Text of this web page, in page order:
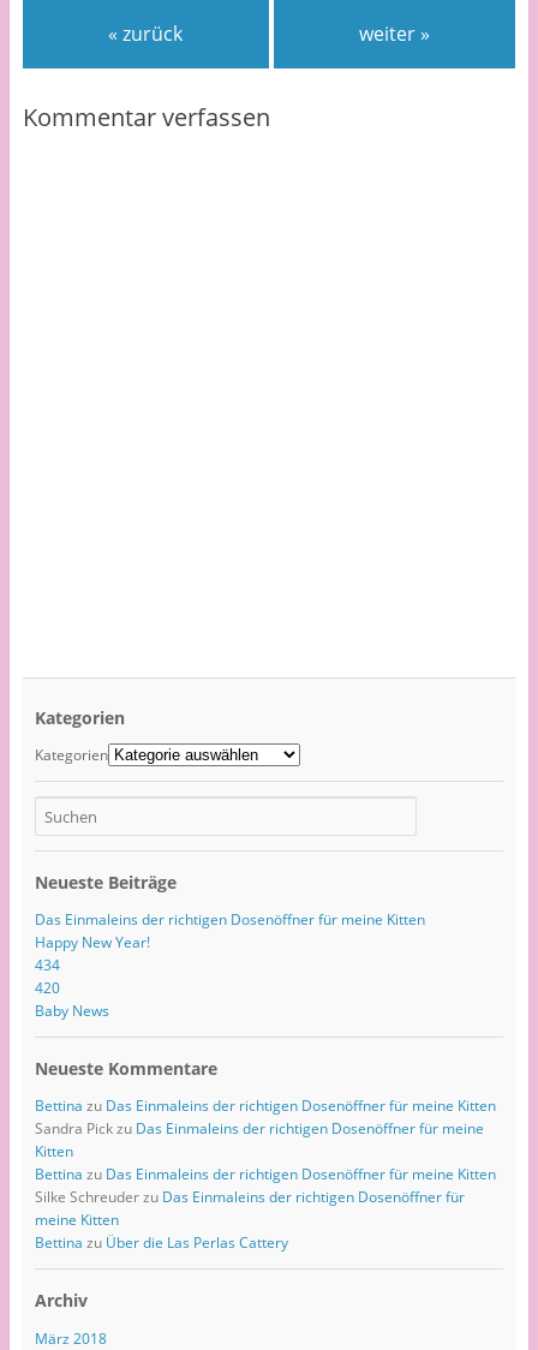
« zurück weiter »
Kommentar verfassen
Kategorien
Kategorien
Neueste Beiträge
Das Einmaleins der richtigen Dosenöffner für meine Kitten
Happy New Year!
434
420
Baby News
Neueste Kommentare
Bettina zu Das Einmaleins der richtigen Dosenöffner für meine Kitten
Sandra Pickzu Das Einmaleins der richtigen Dosenöffner für meine
Kitten
Bettina zu Das Einmaleins der richtigen Dosenöffner für meine Kitten
Silke Schreuderzu Das Einmaleins der richtigen Dosenöffner für
meine Kitten
Bettina zu Über die Las Perlas Cattery
Archiv
März 2018